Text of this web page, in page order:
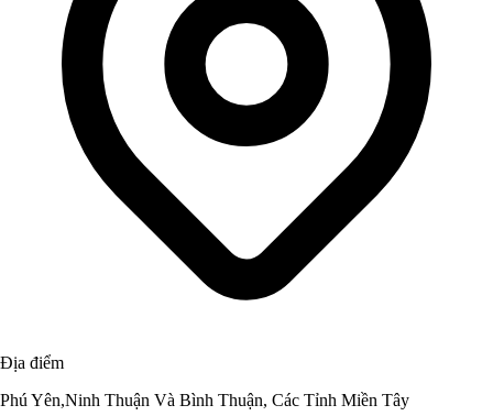
Địa điểm
Phú Yên,Ninh Thuận Và Bình Thuận, Các Tỉnh Miền Tây